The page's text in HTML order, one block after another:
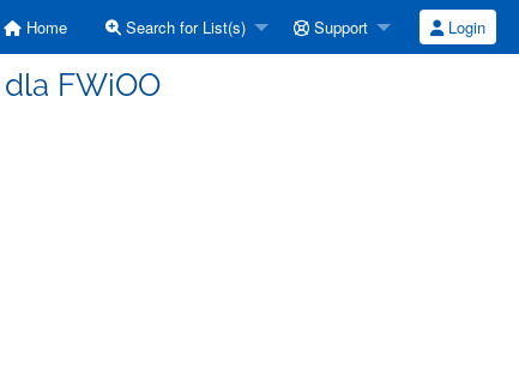
Home Search for List(s) Support Login
FWiOO